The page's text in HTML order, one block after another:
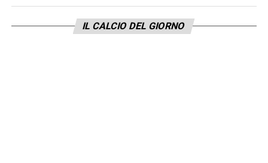
sono molto felice. Siamo più leggeri verso il
Bodo e siamo pronti anche per il Derby!».
IL CALCIO DEL GIORNO